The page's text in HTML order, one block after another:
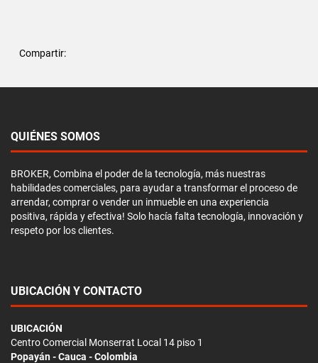
Compartir:
QUIÉNES SOMOS
BROKER, Combina el poder de la tecnología, más nuestras
habilidades comerciales, para ayudar a transformar el proceso de
arrendar, comprar o vender un inmueble en una experiencia
positiva, rápida y efectiva! Solo hacía falta tecnología, innovación y
respeto por los clientes.
UBICACIÓN Y CONTACTO
UBICACIÓN
Centro Comercial Monserrat Local 14 piso 1
Popayán - Cauca - Colombia